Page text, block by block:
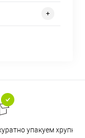
упакуем хрупкие